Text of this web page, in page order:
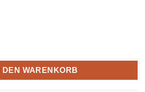
für Geschnetzeltes Menge
DEN WARENKORB